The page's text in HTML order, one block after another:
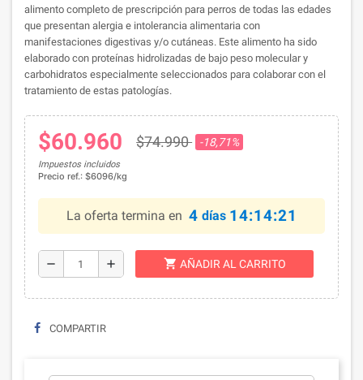
alimento completo de prescripción para perros de todas las edades
que presentan alergia e intolerancia alimentaria con
manifestaciones digestivas y/o cutáneas. Este alimento ha sido
elaborado con proteínas hidrolizadas de bajo peso molecular y
carbohidratos especialmente seleccionados para colaborar con el
tratamiento de estas patologías.
$60.960 $74.990 -18,71%
Impuestos incluidos
Precio ref.: $6096/kg
La oferta termina en 4 días 14:14:21
remove add shopping_cart AÑADIR AL CARRITO
COMPARTIR